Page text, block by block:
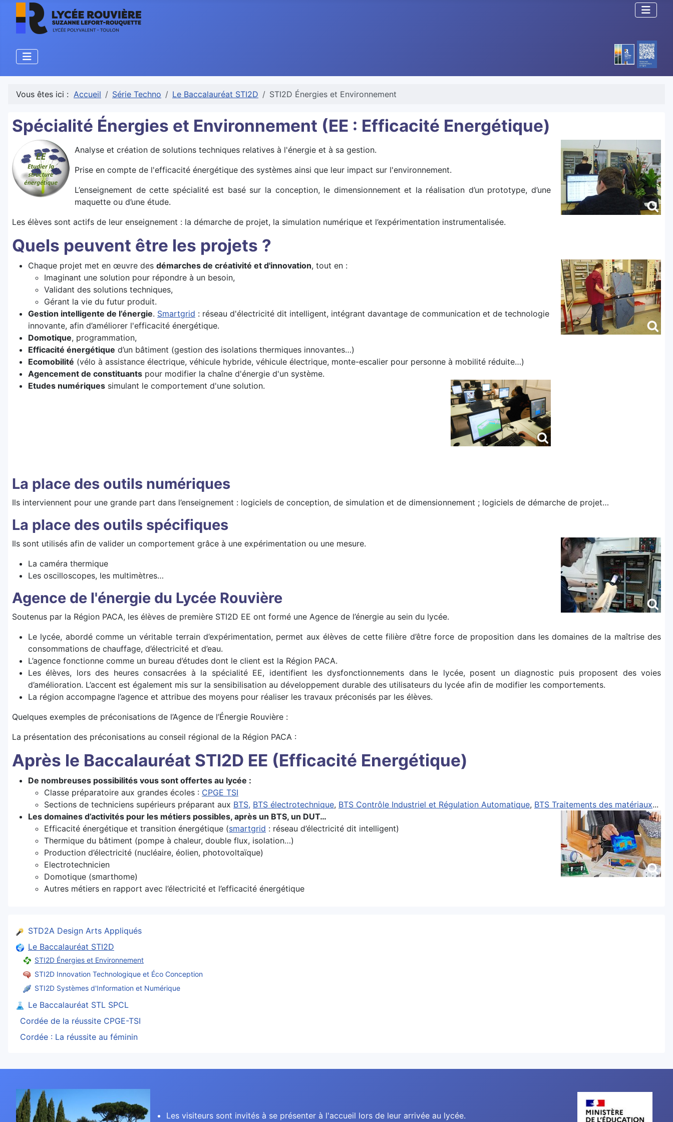
Vous êtes ici : Accueil Série Techno Le Baccalauréat STI2D STI2D Énergies et Environnement
Spécialité Énergies et Environnement (EE : Efficacité Energétique)
Analyse et création de solutions techniques relatives à l'énergie et à sa gestion.
Prise en compte de l'efficacité énergétique des systèmes ainsi que leur impact sur l'environnement.
L’enseignement de cette spécialité est basé sur la conception, le dimensionnement et la réalisation d’un prototype, d’une
maquette ou d’une étude.
Les élèves sont actifs de leur enseignement : la démarche de projet, la simulation numérique et l’expérimentation instrumentalisée.
Quels peuvent être les projets ?
Chaque projet met en œuvre des démarches de créativité et d'innovation, tout en :
Imaginant une solution pour répondre à un besoin,
Validant des solutions techniques,
Gérant la vie du futur produit.
Gestion intelligente de l’énergie. Smartgrid : réseau d'électricité dit intelligent, intégrant davantage de communication et de technologie
innovante, afin d’améliorer l'efficacité énergétique.
Domotique, programmation,
Efficacité énergétique d’un bâtiment (gestion des isolations thermiques innovantes…)
Ecomobilité (vélo à assistance électrique, véhicule hybride, véhicule électrique, monte-escalier pour personne à mobilité réduite…)
Agencement de constituants pour modifier la chaîne d'énergie d'un système.
Etudes numériques simulant le comportement d'une solution.
La place des outils numériques
Ils interviennent pour une grande part dans l’enseignement : logiciels de conception, de simulation et de dimensionnement ; logiciels de démarche de projet…
La place des outils spécifiques
Ils sont utilisés afin de valider un comportement grâce à une expérimentation ou une mesure.
La caméra thermique
Les oscilloscopes, les multimètres…
Agence de l'énergie du Lycée Rouvière
Soutenus par la Région PACA, les élèves de première STI2D EE ont formé une Agence de l’énergie au sein du lycée.
Le lycée, abordé comme un véritable terrain d’expérimentation, permet aux élèves de cette filière d’être force de proposition dans les domaines de la maîtrise des
consommations de chauffage, d’électricité et d’eau.
L’agence fonctionne comme un bureau d’études dont le client est la Région PACA.
Les élèves, lors des heures consacrées à la spécialité EE, identifient les dysfonctionnements dans le lycée, posent un diagnostic puis proposent des voies
d’amélioration. L’accent est également mis sur la sensibilisation au développement durable des utilisateurs du lycée afin de modifier les comportements.
La région accompagne l’agence et attribue des moyens pour réaliser les travaux préconisés par les élèves.
Quelques exemples de préconisations de l’Agence de l’Énergie Rouvière :
La présentation des préconisations au conseil régional de la Région PACA :
Après le Baccalauréat STI2D EE (Efficacité Energétique)
De nombreuses possibilités vous sont offertes au lycée :
Classe préparatoire aux grandes écoles : CPGE TSI
Sections de techniciens supérieurs préparant aux BTS, BTS électrotechnique, BTS Contrôle Industriel et Régulation Automatique, BTS Traitements des matériaux...
Les domaines d’activités pour les métiers possibles, après un BTS, un DUT…
Efficacité énergétique et transition énergétique (smartgrid : réseau d’électricité dit intelligent)
Thermique du bâtiment (pompe à chaleur, double flux, isolation…)
Production d’électricité (nucléaire, éolien, photovoltaïque)
Electrotechnicien
Domotique (smarthome)
Autres métiers en rapport avec l’électricité et l’efficacité énergétique
STD2A Design Arts Appliqués
Le Baccalauréat STI2D
STI2D Énergies et Environnement
STI2D Innovation Technologique et Éco Conception
STI2D Systèmes d'Information et Numérique
Le Baccalauréat STL SPCL
Cordée de la réussite CPGE-TSI
Cordée : La réussite au féminin
Les visiteurs sont invités à se présenter à l'accueil lors de leur arrivée au lycée.